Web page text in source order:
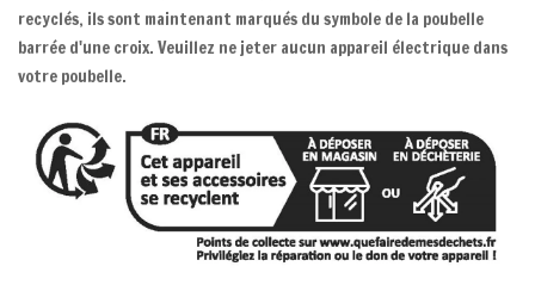
recyclés, ils sont maintenant marqués du symbole de la poubelle
barrée d'une croix. Veuillez ne jeter aucun appareil électrique dans
votre poubelle.